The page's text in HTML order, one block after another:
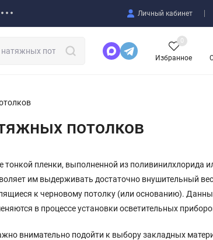
Личный кабинет
Избранное
0
потолков
пленки, выполненной из поливинилхлорида
им выдерживать достаточно внушительный
к черновому потолку (или основанию).
в процессе установки осветительных
внимательно подойти к выбору закладных